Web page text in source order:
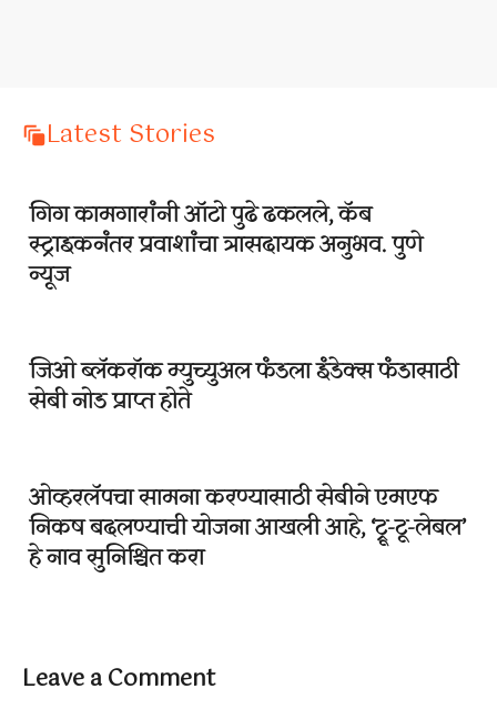
Latest Stories
गिग कामगारांनी ऑटो पुढे ढकलले, कॅब
स्ट्राइकनंतर प्रवाशांचा त्रासदायक अनुभव. पुणे
न्यूज
जिओ ब्लॅकरॉक म्युच्युअल फंडला इंडेक्स फंडासाठी
सेबी नोड प्राप्त होते
ओव्हरलॅपचा सामना करण्यासाठी सेबीने एमएफ
निकष बदलण्याची योजना आखली आहे, ‘ट्रू-टू-लेबल’
हे नाव सुनिश्चित करा
Leave a Comment